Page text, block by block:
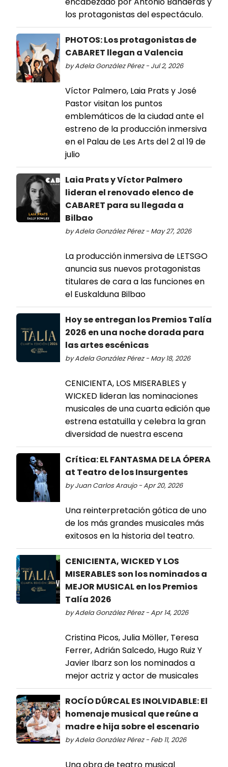
los protagonistas del espectáculo.
PHOTOS: Los protagonistas de
CABARET llegan a Valencia
by Adela González Pérez - Jul 2, 2026
Víctor Palmero, Laia Prats y José
Pastor visitan los puntos
emblemáticos de la ciudad ante el
estreno de la producción inmersiva
en el Palau de Les Arts del 2 al 19 de
julio
Laia Prats y Víctor Palmero
lideran el renovado elenco de
CABARET para su llegada a
Bilbao
by Adela González Pérez - May 27, 2026
La producción inmersiva de LETSGO
anuncia sus nuevos protagonistas
titulares de cara a las funciones en
el Euskalduna Bilbao
Hoy se entregan los Premios Talía
2026 en una noche dorada para
las artes escénicas
by Adela González Pérez - May 18, 2026
CENICIENTA, LOS MISERABLES y
WICKED lideran las nominaciones
musicales de una cuarta edición que
estrena estatuilla y celebra la gran
diversidad de nuestra escena
Crítica: EL FANTASMA DE LA ÓPERA
at Teatro de los Insurgentes
by Juan Carlos Araujo - Apr 20, 2026
Una reinterpretación gótica de uno
de los más grandes musicales más
exitosos en la historia del teatro.
CENICIENTA, WICKED Y LOS
MISERABLES son los nominados a
MEJOR MUSICAL en los Premios
Talía 2026
by Adela González Pérez - Apr 14, 2026
Cristina Picos, Julia Möller, Teresa
Ferrer, Adrián Salcedo, Hugo Ruiz Y
Javier Ibarz son los nominados a
mejor actriz y actor de musicales
ROCÍO DÚRCAL ES INOLVIDABLE: El
homenaje musical que reúne a
madre e hija sobre el escenario
by Adela González Pérez - Feb 11, 2026
Una obra de teatro musical